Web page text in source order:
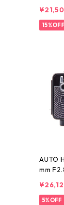
15%OFF
AUTO
mm
5%OFF